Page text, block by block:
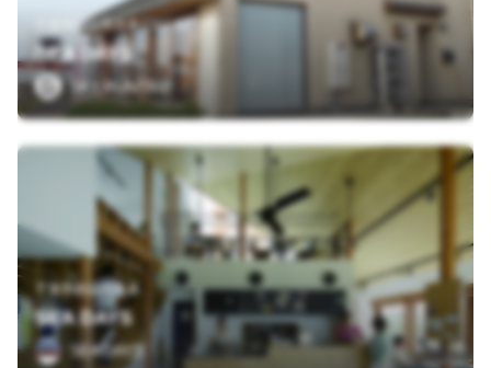
千葉県館山市北条2307-52
SEA DAYS
SKY RUNTRIP
千葉県館山市北条
SEA DAYS
SEA DAYS